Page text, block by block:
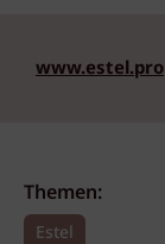
www.estel.pro
Themen:
Estel